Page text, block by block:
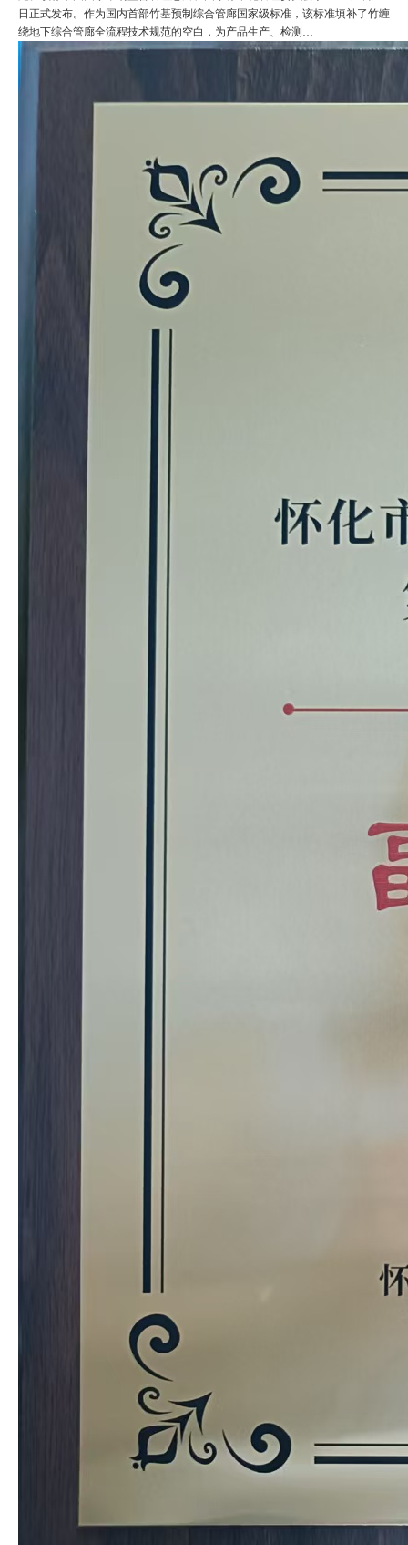
日正式发布。作为国内首部竹基预制综合管廊国家级标准，该标准填补了竹缠
绕地下综合管廊全流程技术规范的空白，为产品生产、检测…